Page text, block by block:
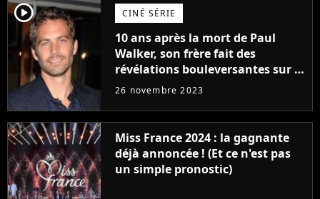
player2 CINÉ SÉRIE
10 ans après la mort de Paul
Walker, son frère fait des
révélations bouleversantes sur la
réaction des acteurs de Fast and
26 novembre 2023
Miss France 2024 : la gagnante
déjà annoncée ! (Et ce n'est pas
un simple pronostic)